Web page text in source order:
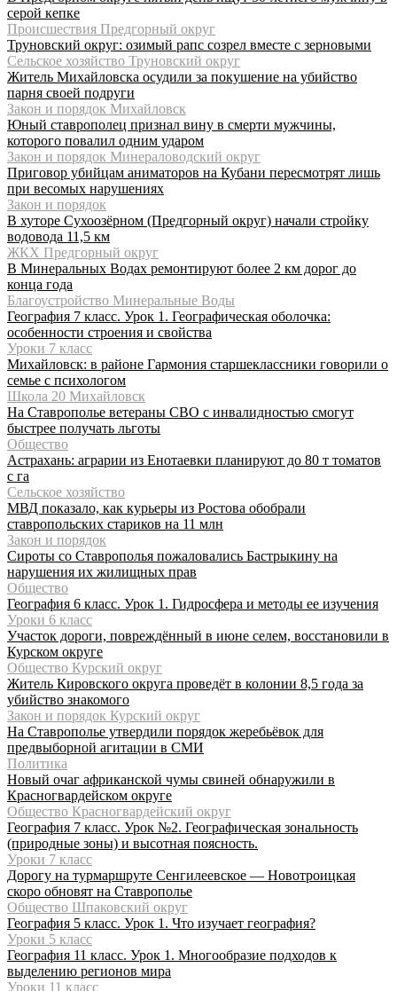
серой кепке
Происшествия Предгорный округ
Труновский округ: озимый рапс созрел вместе с зерновыми
Сельское хозяйство Труновский округ
Житель Михайловска осудили за покушение на убийство
парня своей подруги
Закон и порядок Михайловск
Юный ставрополец признал вину в смерти мужчины,
которого повалил одним ударом
Закон и порядок Минераловодский округ
Приговор убийцам аниматоров на Кубани пересмотрят лишь
при весомых нарушениях
Закон и порядок
В хуторе Сухоозёрном (Предгорный округ) начали стройку
водовода 11,5 км
ЖКХ Предгорный округ
В Минеральных Водах ремонтируют более 2 км дорог до
конца года
Благоустройство Минеральные Воды
География 7 класс. Урок 1. Географическая оболочка:
особенности строения и свойства
Уроки 7 класс
Михайловск: в районе Гармония старшеклассники говорили о
семье с психологом
Школа 20 Михайловск
На Ставрополье ветераны СВО с инвалидностью смогут
быстрее получать льготы
Общество
Астрахань: аграрии из Енотаевки планируют до 80 т томатов
с га
Сельское хозяйство
МВД показало, как курьеры из Ростова обобрали
ставропольских стариков на 11 млн
Закон и порядок
Сироты со Ставрополья пожаловались Бастрыкину на
нарушения их жилищных прав
Общество
География 6 класс. Урок 1. Гидросфера и методы ее изучения
Уроки 6 класс
Участок дороги, повреждённый в июне селем, восстановили в
Курском округе
Общество Курский округ
Житель Кировского округа проведёт в колонии 8,5 года за
убийство знакомого
Закон и порядок Курский округ
На Ставрополье утвердили порядок жеребьёвок для
предвыборной агитации в СМИ
Политика
Новый очаг африканской чумы свиней обнаружили в
Красногвардейском округе
Общество Красногвардейский округ
География 7 класс. Урок №2. Географическая зональность
(природные зоны) и высотная поясность.
Уроки 7 класс
Дорогу на турмаршруте Сенгилеевское — Новотроицкая
скоро обновят на Ставрополье
Общество Шпаковский округ
География 5 класс. Урок 1. Что изучает география?
Уроки 5 класс
География 11 класс. Урок 1. Многообразие подходов к
выделению регионов мира
Уроки 11 класс